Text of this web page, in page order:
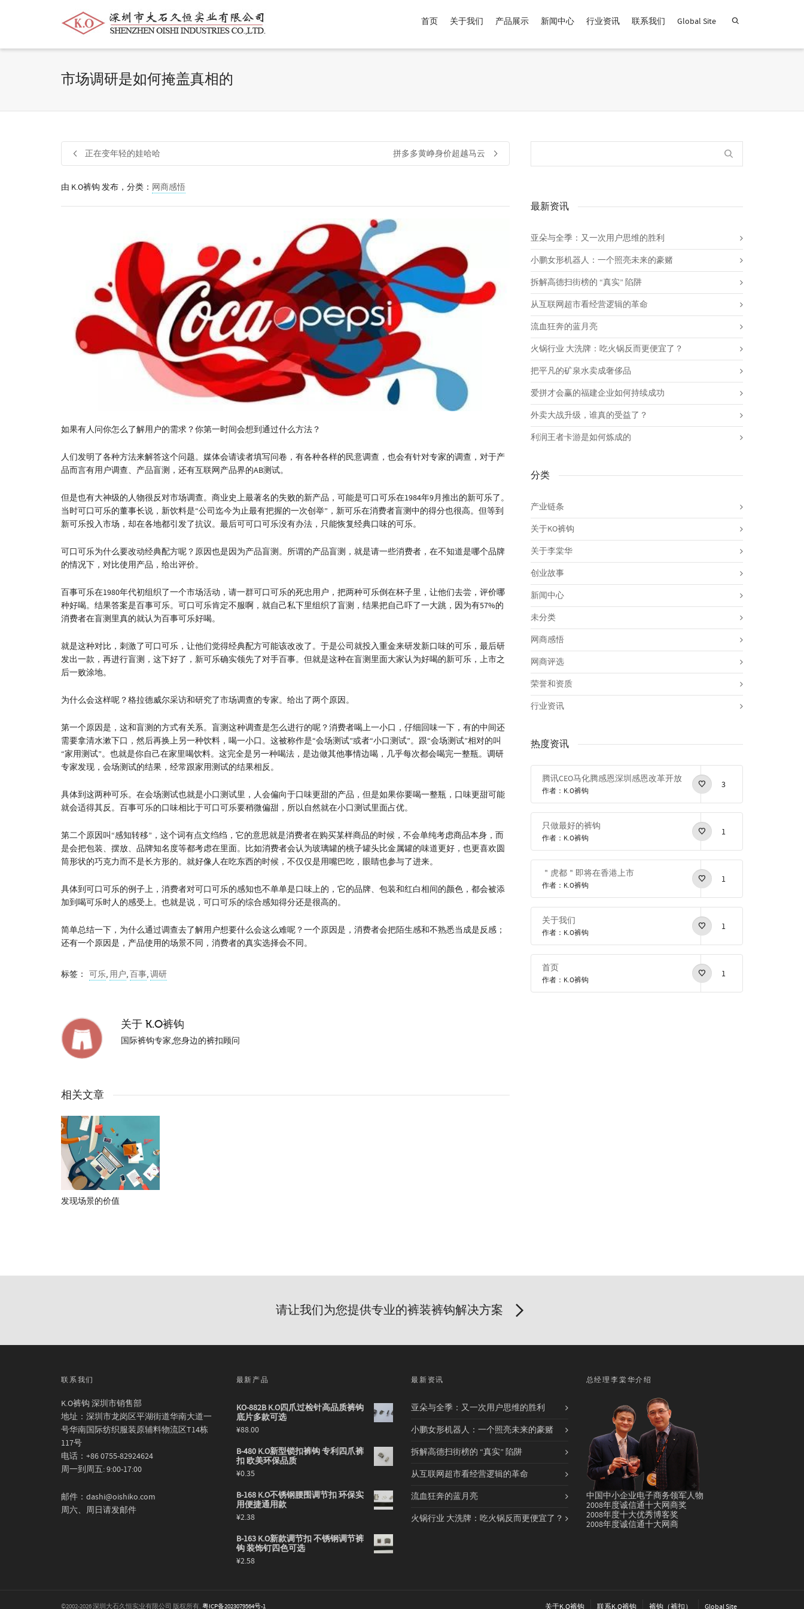
帮我查找新的衬衫尺码中号价格介于 商品，品牌为 默认品牌 .
首页 关于我们 产品展示 新闻中心 行业资讯 联系我们 Global Site
市场调研是如何掩盖真相的
正在变年轻的娃哈哈 拼多多黄峥身价超越马云
由 K.O裤钩 发布，分类： 网商感悟
如果有人问你怎么了解用户的需求？你第一时间会想到通过什么方法？
人们发明了各种方法来解答这个问题。媒体会请读者填写问卷，有各种各样的民意调查，也会有针对专家的调查，对于产
品而言有用户调查、产品盲测，还有互联网产品界的AB测试。
但是也有大神级的人物很反对市场调查。商业史上最著名的失败的新产品，可能是可口可乐在1984年9月推出的新可乐了。
当时可口可乐的董事长说，新饮料是“公司迄今为止最有把握的一次创举”，新可乐在消费者盲测中的得分也很高。但等到
新可乐投入市场，却在各地都引发了抗议。最后可可口可乐没有办法，只能恢复经典口味的可乐。
可口可乐为什么要改动经典配方呢？原因也是因为产品盲测。所谓的产品盲测，就是请一些消费者，在不知道是哪个品牌
的情况下，对比使用产品，给出评价。
百事可乐在1980年代初组织了一个市场活动，请一群可口可乐的死忠用户，把两种可乐倒在杯子里，让他们去尝，评价哪
种好喝。结果答案是百事可乐。可口可乐肯定不服啊，就自己私下里组织了盲测，结果把自己吓了一大跳，因为有57%的
消费者在盲测里真的就认为百事可乐好喝。
就是这种对比，刺激了可口可乐，让他们觉得经典配方可能该改改了。于是公司就投入重金来研发新口味的可乐，最后研
发出一款，再进行盲测，这下好了，新可乐确实领先了对手百事。但就是这种在盲测里面大家认为好喝的新可乐，上市之
后一败涂地。
为什么会这样呢？格拉德威尔采访和研究了市场调查的专家。给出了两个原因。
第一个原因是，这和盲测的方式有关系。盲测这种调查是怎么进行的呢？消费者喝上一小口，仔细回味一下，有的中间还
需要拿清水漱下口，然后再换上另一种饮料，喝一小口。这被称作是“会场测试”或者“小口测试”。跟“会场测试”相对的叫
“家用测试”。也就是你自己在家里喝饮料。这完全是另一种喝法，是边做其他事情边喝，几乎每次都会喝完一整瓶。调研
专家发现，会场测试的结果，经常跟家用测试的结果相反。
具体到这两种可乐。在会场测试也就是小口测试里，人会偏向于口味更甜的产品，但是如果你要喝一整瓶，口味更甜可能
就会适得其反。百事可乐的口味相比于可口可乐要稍微偏甜，所以自然就在小口测试里面占优。
第二个原因叫“感知转移”，这个词有点文绉绉，它的意思就是消费者在购买某样商品的时候，不会单纯考虑商品本身，而
是会把包装、摆放、品牌知名度等都考虑在里面。比如消费者会认为玻璃罐的桃子罐头比金属罐的味道更好，也更喜欢圆
筒形状的巧克力而不是长方形的。就好像人在吃东西的时候，不仅仅是用嘴巴吃，眼睛也参与了进来。
具体到可口可乐的例子上，消费者对可口可乐的感知也不单单是口味上的，它的品牌、包装和红白相间的颜色，都会被添
加到喝可乐时人的感受上。也就是说，可口可乐的综合感知得分还是很高的。
简单总结一下，为什么通过调查去了解用户想要什么会这么难呢？一个原因是，消费者会把陌生感和不熟悉当成是反感；
还有一个原因是，产品使用的场景不同，消费者的真实选择会不同。
标签： 可乐,用户,百事,调研
关于 K.O裤钩
国际裤钩专家,您身边的裤扣顾问
相关文章
发现场景的价值
最新资讯
亚朵与全季：又一次用户思维的胜利
小鹏女形机器人：一个照亮未来的豪赌
拆解高德扫街榜的 “真实” 陷阱
从互联网超市看经营逻辑的革命
流血狂奔的蓝月亮
火锅行业 大洗牌：吃火锅反而更便宜了？
把平凡的矿泉水卖成奢侈品
爱拼才会赢的福建企业如何持续成功
外卖大战升级，谁真的受益了？
利润王者卡游是如何炼成的
分类
产业链条
关于KO裤钩
关于李棠华
创业故事
新闻中心
未分类
网商感悟
网商评选
荣誉和资质
行业资讯
热度资讯
腾讯CEO马化腾感恩深圳感恩改革开放
作者：K.O裤钩
3
只做最好的裤钩
作者：K.O裤钩
1
＂虎都＂即将在香港上市
作者：K.O裤钩
1
关于我们
作者：K.O裤钩
1
首页
作者：K.O裤钩
1
请让我们为您提供专业的裤装裤钩解决方案
联系我们
K.O裤钩 深圳市销售部
地址：深圳市龙岗区平湖街道华南大道一
号华南国际纺织服装原辅料物流区T14栋
117号
电话：+86 0755-82924624
周一到周五: 9:00-17:00
邮件：dashi@oishiko.com
周六、周日请发邮件
最新产品
KO-882B K.O四爪过检针高品质裤钩
底片多款可选
¥88.00
B-480 K.O新型锁扣裤钩 专利四爪裤
扣 欧美环保品质
¥0.35
B-168 K.O不锈钢腰围调节扣 环保实
用便捷通用款
¥2.38
B-163 K.O新款调节扣 不锈钢调节裤
钩 装饰钉四色可选
¥2.58
最新资讯
亚朵与全季：又一次用户思维的胜利
小鹏女形机器人：一个照亮未来的豪赌
拆解高德扫街榜的 “真实” 陷阱
从互联网超市看经营逻辑的革命
流血狂奔的蓝月亮
火锅行业 大洗牌：吃火锅反而更便宜了？
总经理李棠华介绍
中国中小企业电子商务领军人物
2008年度诚信通十大网商奖
2008年度十大优秀博客奖
2008年度诚信通十大网商
©2002-2026 深圳大石久恒实业有限公司 版权所有. 粤ICP备2023079564号-1 关于K.O裤钩 联系K.O裤钩 裤钩（裤扣） Global Site